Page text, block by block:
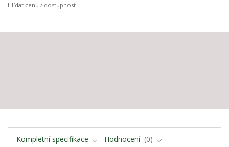
Hlídat cenu / dostupnost
Kompletní specifikace Hodnocení 0